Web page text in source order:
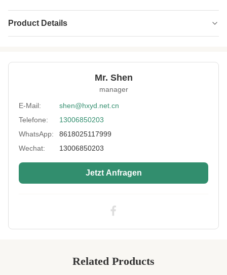
Product Details
Color: Schwarz
Sicherheitsschuhe
Size: 37-45
High Light: Außenwasserdichte Rettungsstiefel
Nicht rutschfähige Rettungsstiefel
Mr. Shen
manager
E-Mail:
shen@hxyd.net.cn
Telefone:
13006850203
WhatsApp:
8618025117999
Wechat:
13006850203
Jetzt Anfragen
Related Products